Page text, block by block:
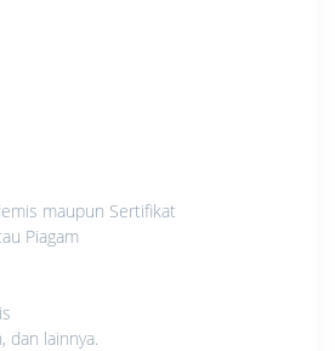
maupun Sertifikat
Piagam
dan lainnya.